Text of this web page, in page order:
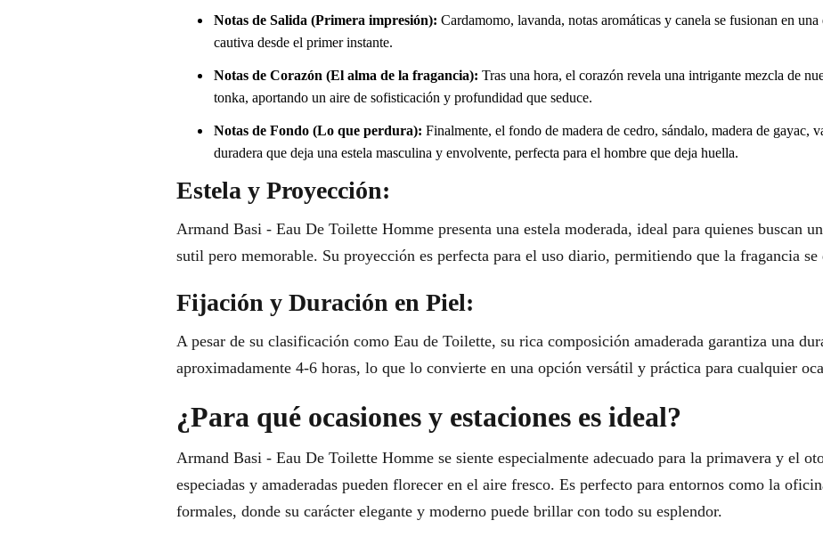
Notas de Salida (Primera impresión): Cardamomo, lavanda, notas aromáticas y canela se fusionan en
cautiva desde el primer instante.
Notas de Corazón (El alma de la fragancia): Tras una hora, el corazón revela una intrigante mezcla de
tonka, aportando un aire de sofisticación y profundidad que seduce.
Notas de Fondo (Lo que perdura): Finalmente, el fondo de madera de cedro, sándalo, madera de gayac,
duradera que deja una estela masculina y envolvente, perfecta para el hombre que deja huella.
Estela y Proyección:
Armand Basi - Eau De Toilette Homme presenta una estela moderada, ideal para quienes buscan
sutil pero memorable. Su proyección es perfecta para el uso diario, permitiendo que la fragancia
Fijación y Duración en Piel:
A pesar de su clasificación como Eau de Toilette, su rica composición amaderada garantiza una
aproximadamente 4-6 horas, lo que lo convierte en una opción versátil y práctica para cualquier
¿Para qué ocasiones y estaciones es ideal?
Armand Basi - Eau De Toilette Homme se siente especialmente adecuado para la primavera y el
especiadas y amaderadas pueden florecer en el aire fresco. Es perfecto para entornos como la
formales, donde su carácter elegante y moderno puede brillar con todo su esplendor.